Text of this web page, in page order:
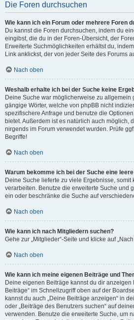
Die Foren durchsuchen
Wie kann ich ein Forum oder mehrere Foren
Du kannst die Foren durchsuchen, indem du
eingibst, die du in der Foren-Übersicht, der
Erweiterte Suchmöglichkeiten erhältst du,
Link anklickst, der von jeder Seite des Forums
Nach oben
Weshalb erhalte ich bei der Suche keine
Deine Suche war möglicherweise zu allgemein
gängige Wörter, welche von phpBB nicht
spezifischere Anfrage und benutze die
bietet. Außerdem ist es natürlich auch möglich,
nirgends im Forum verwendet wurden. Prüfe
Begriffe!
Nach oben
Warum bekomme ich bei der Suche eine
Deine Suche lieferte zu viele Ergebnisse,
verarbeiten. Benutze die erweiterte Suche und
ein oder beschränke die Suche auf
Nach oben
Wie kann ich nach Mitgliedern suchen?
Gehe zur „Mitglieder“-Seite und klicke auf
Nach oben
Wie kann ich meine eigenen Beiträge und
Deine eigenen Beiträge kannst du dir anzeigen
Beiträge“ im Schnellzugriff oben auf der
kannst du auch „Deine Beiträge anzeigen“ in
oder „Beiträge des Benutzers suchen“ auf
verwenden. Benutze die erweiterte Suche, um